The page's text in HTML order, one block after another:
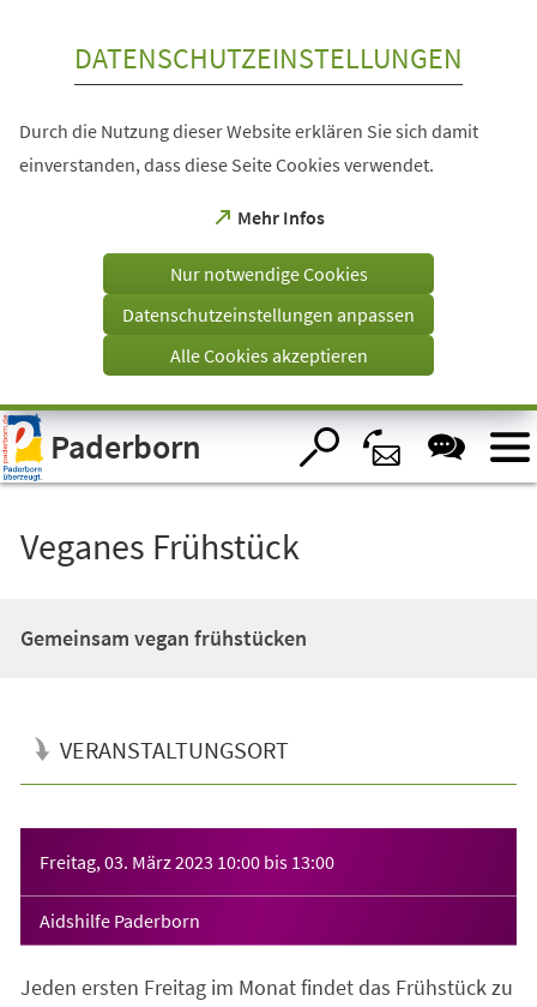
Visuelle
Assistenzsoftware
öffnen.
DATENSCHUTZEINSTELLUNGEN
Durch die Nutzung dieser Website erklären Sie sich damit
einverstanden, dass diese Seite Cookies verwendet.
Mehr Infos
(Öffnet
einem
Tab)
Nur notwendige Cookies
Datenschutzeinstellungen anpassen
Alle Cookies akzeptieren
Paderborn
Veganes Frühstück
Gemeinsam vegan frühstücken
VERANSTALTUNGSORT
Freitag, 03. März 2023 10:00 bis 13:00
Aidshilfe Paderborn
Jeden ersten Freitag im Monat findet das Frühstück zu